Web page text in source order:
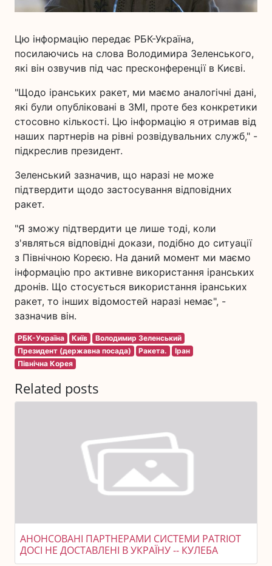
Цю інформацію передає РБК-Україна,
посилаючись на слова Володимира Зеленського,
які він озвучив під час пресконференції в Києві.
"Щодо іранських ракет, ми маємо аналогічні дані,
які були опубліковані в ЗМІ, проте без конкретики
стосовно кількості. Цю інформацію я отримав від
наших партнерів на рівні розвідувальних служб," -
підкреслив президент.
Зеленський зазначив, що наразі не може
підтвердити щодо застосування відповідних
ракет.
"Я зможу підтвердити це лише тоді, коли
з'являться відповідні докази, подібно до ситуації
з Північною Кореєю. На даний момент ми маємо
інформацію про активне використання іранських
дронів. Що стосується використання іранських
ракет, то інших відомостей наразі немає", -
зазначив він.
РБК-Україна Київ
Володимир Зеленський
Президент (державна посада)
Ракета.
Іран
Північна Корея
Related posts
АНОНСОВАНІ ПАРТНЕРАМИ СИСТЕМИ PATRIOT
ДОСІ НЕ ДОСТАВЛЕНІ В УКРАЇНУ -- КУЛЕБА